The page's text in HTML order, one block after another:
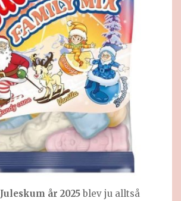
Juleskum år 2025 blev ju alltså